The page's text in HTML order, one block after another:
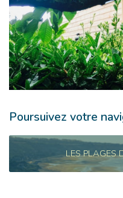
Poursuivez votre
LES PLAGES